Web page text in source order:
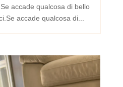
accade qualcosa di bello
accade qualcosa di...